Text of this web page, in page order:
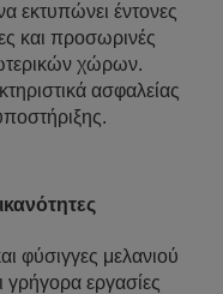
εκτυπώνει έντονες
και προσωρινές
χώρων.
ασφαλείας
φύσιγγες μελανιού
εργασίες